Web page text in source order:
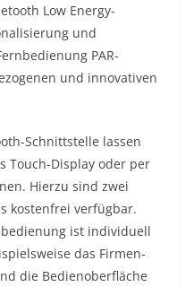
Low Energy-
und
PAR-
und innovativen
Schnittstelle lassen
Touch-Display oder per
Hierzu sind zwei
kostenfrei verfügbar.
ist individuell
das Firmen-
die Bedienoberfläche